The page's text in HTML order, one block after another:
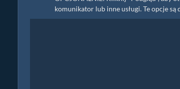
komunikator lub inne usługi. Te opcje